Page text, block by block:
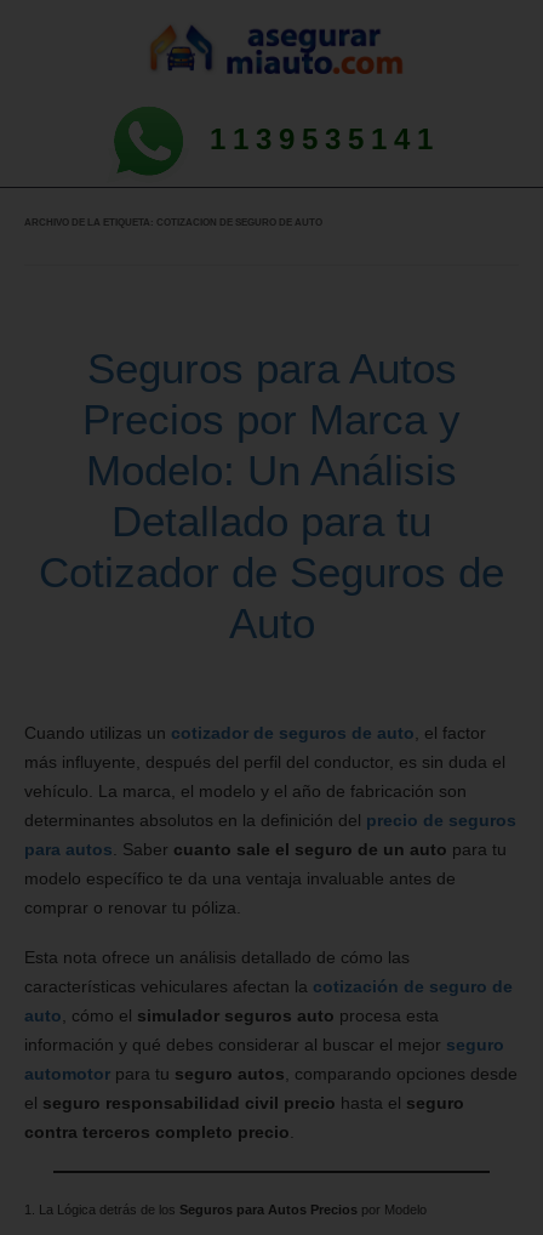
1139535141
ARCHIVO DE LA ETIQUETA: COTIZACION DE SEGURO DE AUTO
Seguros para Autos
Precios por Marca y
Modelo: Un Análisis
Detallado para tu
Cotizador de Seguros de
Auto
Cuando utilizas un cotizador de seguros de auto , el factor
más influyente, después del perfil del conductor, es sin duda el
vehículo. La marca, el modelo y el año de fabricación son
determinantes absolutos en la definición del precio de seguros
para autos . Saber cuanto sale el seguro de un auto para tu
modelo específico te da una ventaja invaluable antes de
comprar o renovar tu póliza.
Esta nota ofrece un análisis detallado de cómo las
características vehiculares afectan la cotización de seguro de
auto, cómo el simulador seguros auto procesa esta
información y qué debes considerar al buscar el mejor seguro
automotor para tu seguro autos, comparando opciones desde
el seguro responsabilidad civil precio hasta el seguro
contra terceros completo precio.
1. La Lógica detrás de los Seguros para Autos Precios por Modelo